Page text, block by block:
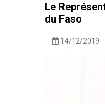
Le
du Faso
14/12/2019